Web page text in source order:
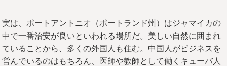
実は、ポートアントニオ（ポートランド州）はジャマイカの
中で一番治安が良いといわれる場所だ。美しい自然に囲まれ
ていることから、多くの外国人も住む。中国人がビジネスを
営んでいるのはもちろん、医師や教師として働くキューバ人